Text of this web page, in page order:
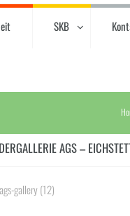
SKB
AGS –
ags-gallery (12)